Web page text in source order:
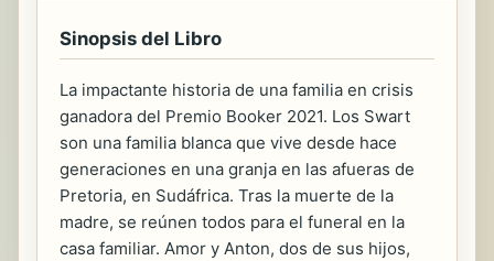
Sinopsis del Libro
La impactante historia de una familia en crisis
ganadora del Premio Booker 2021. Los Swart
son una familia blanca que vive desde hace
generaciones en una granja en las afueras de
Pretoria, en Sudáfrica. Tras la muerte de la
madre, se reúnen todos para el funeral en la
casa familiar. Amor y Anton, dos de sus hijos,